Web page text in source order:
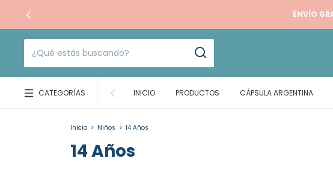
CATEGORÍAS INICIO PRODUCTOS CÁPSULA ARGENTINA
Inicio > Niños > 14 Años
14 Años